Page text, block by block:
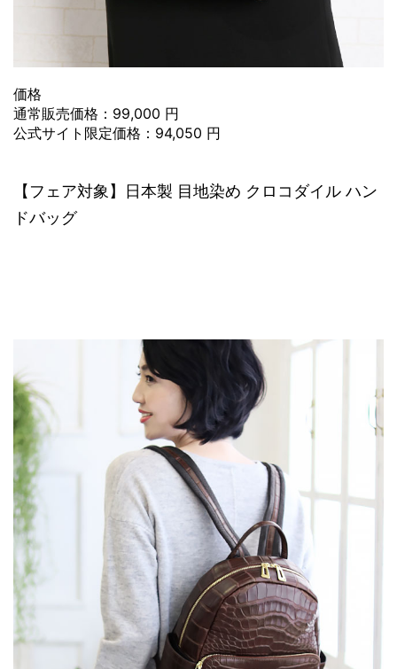
価格
通常販売価格：99,000 円
公式サイト限定価格：94,050 円
【フェア対象】日本製 目地染め クロコダイル ハン
ドバッグ